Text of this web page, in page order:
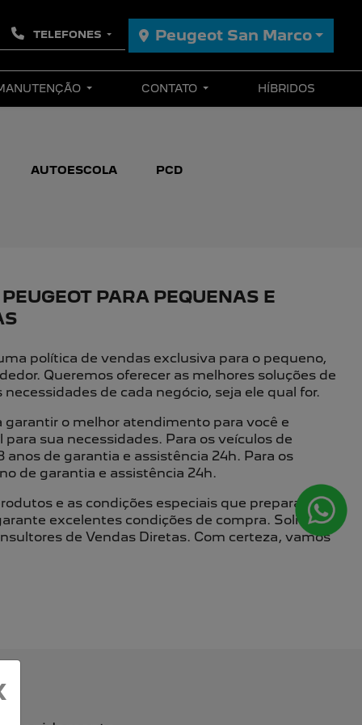
TELEFONES Peugeot San Marco
CONTATO HÍBRIDOS
AUTOESCOLA PCD
PARA PEQUENAS E
política de vendas exclusiva para o pequeno,
Queremos oferecer as melhores soluções de
de cada negócio, seja ele qual for.
garantir o melhor atendimento para você e
sua necessidades. Para os veículos de
anos de garantia e assistência 24h. Para os
de garantia e assistência 24h.
e as condições especiais que preparamos
excelentes condições de compra. Solicite
de Vendas Diretas. Com certeza, vamos